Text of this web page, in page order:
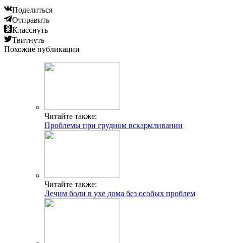
Поделиться
Отправить
Класснуть
Твитнуть
Похожие публикации
Читайте также:
Проблемы при грудном вскармливании
Читайте также:
Лечим боли в ухе дома без особых проблем